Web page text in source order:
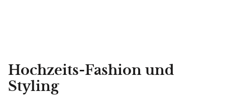
Hochzeits-Fashion und
Styling